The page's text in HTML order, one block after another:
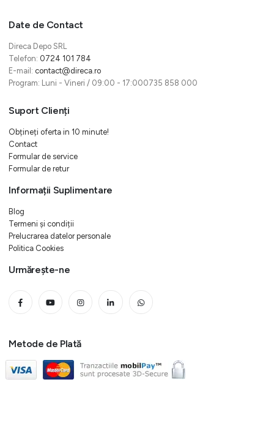
Date de Contact
Direca Depo SRL
Telefon: 0724 101 784
E-mail: contact@direca.ro
Program: Luni - Vineri / 09:00 - 17:000735 858 000
Suport Clienți
Obțineți oferta in 10 minute!
Contact
Formular de service
Formular de retur
Informații Suplimentare
Blog
Termeni și condiții
Prelucrarea datelor personale
Politica Cookies
Urmărește-ne
Metode de Plată